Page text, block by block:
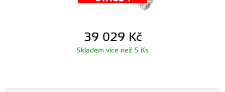
39 029 Kč
Skladem více než 5 Ks